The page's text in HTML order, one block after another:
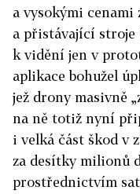
a vysokými
a přistávající stroje
k vidění jen v
aplikace bohužel
jež drony masivně
na ně totiž nyní
i velká část škod v
za desítky milionů
prostřednictvím